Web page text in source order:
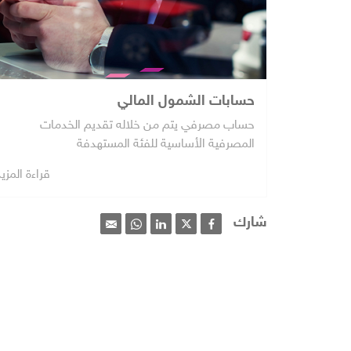
حسابات الشمول المالي
حساب مصرفي يتم من خلاله تقديم الخدمات
المصرفية الأساسية للفئة المستهدفة
قراءة
شارك